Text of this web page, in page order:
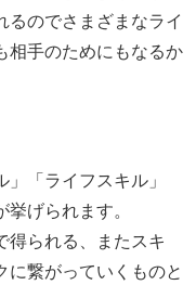
るのでさまざまなライ
相手のためにもなるか
「ライフスキル」
挙げられます。
得られる、またスキ
に繋がっていくものと